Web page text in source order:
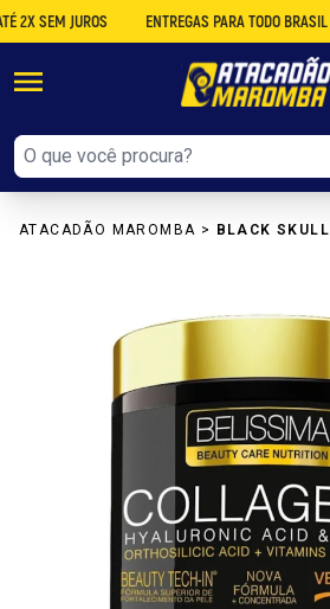
SEM JUROS ENTREGAS PARA TODO BRASIL
ATACADÃO MAROMBA > BLACK SKULL